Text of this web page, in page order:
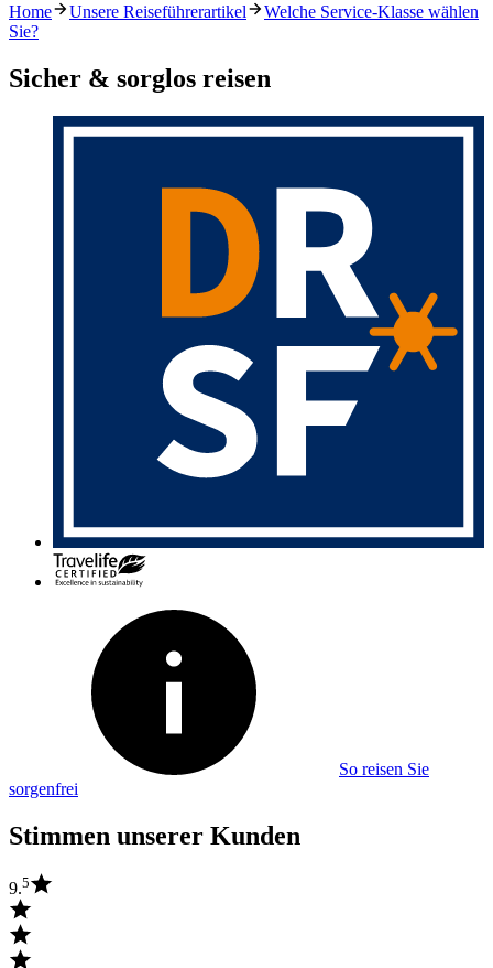
Home Unsere Reiseführerartikel
Welche Service-Klasse wählen
Sie?
Sicher & sorglos reisen
So reisen Sie
sorgenfrei
Stimmen unserer Kunden
9.5